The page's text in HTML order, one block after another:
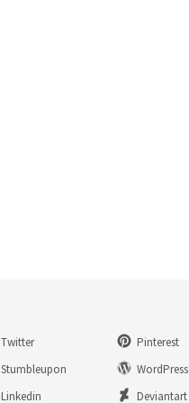
Twitter
Pinterest
Stumbleupon
WordPress
Linkedin Deviantart